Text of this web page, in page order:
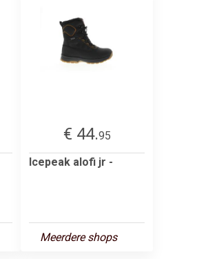
€ 44.95
Icepeak alofi jr -
Meerdere shops